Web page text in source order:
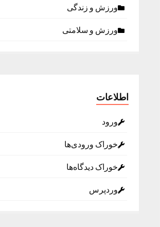
ورزش و زندگی
ورزش و سلامتی
اطلاعات
ورود
خوراک ورودی‌ها
خوراک دیدگاه‌ها
وردپرس